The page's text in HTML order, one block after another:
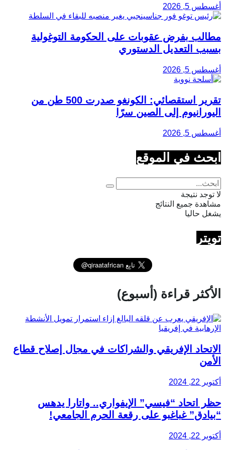
أغسطس 5, 2026
مطالب بفرض عقوبات على الحكومة التوغولية
بسبب التعديل الدستوري
أغسطس 5, 2026
تقرير استقصائي: الكونغو صدرت 500 طن من
اليورانيوم إلى الصين سرًا
أغسطس 5, 2026
ابحث في الموقع
لا توجد نتيجة
مشاهدة جميع النتائج
يشغل حاليا
تويتر
الأكثر قراءة (أسبوع)
الاتحاد الإفريقي والشراكات في مجال إصلاح قطاع
الأمن
أكتوبر 22, 2024
حظر اتحاد “فيسي” الإيفواري.. واتارا يدهس
“بيادق” غباغبو على رقعة الحرم الجامعي!
أكتوبر 22, 2024